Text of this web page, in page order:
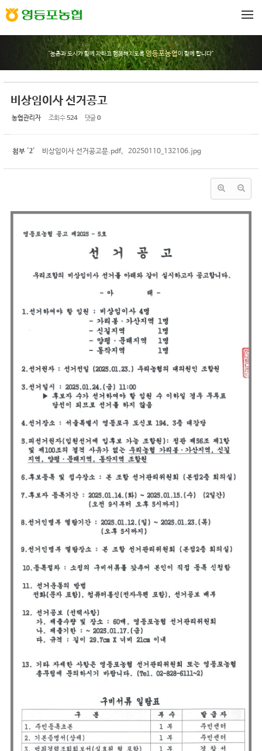
"농촌과 도시가 함께 자라고 행복해지도록영등포농협이 함께 합니다"
비상임이사 선거공고
농협관리자 조회 수524 댓글0
첨부 '2' 비상임이사 선거공고문.pdf, 20250110_132106.jpg